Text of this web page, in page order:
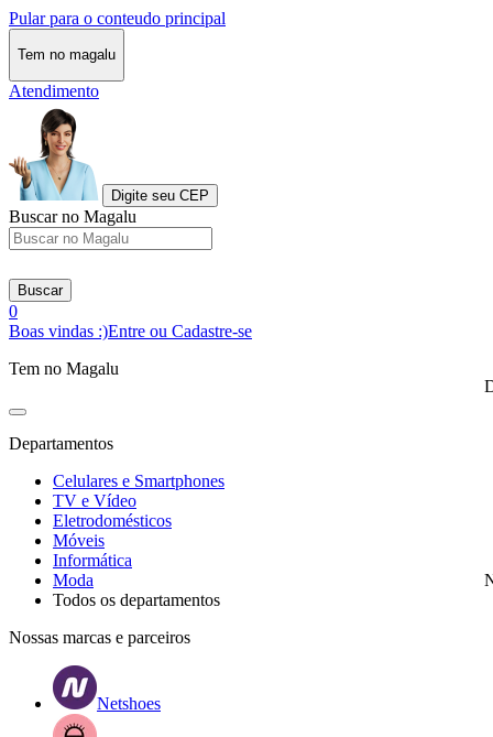
Pular para o conteudo principal
Tem no magalu
Atendimento
Digite seu CEP
Buscar no Magalu
Buscar
0
Boas vindas :)Entre ou Cadastre-se
Tem no Magalu
Departamentos
Celulares e Smartphones
TV e Vídeo
Eletrodomésticos
Móveis
Informática
Moda
Todos os departamentos
Nossas marcas e parceiros
Netshoes